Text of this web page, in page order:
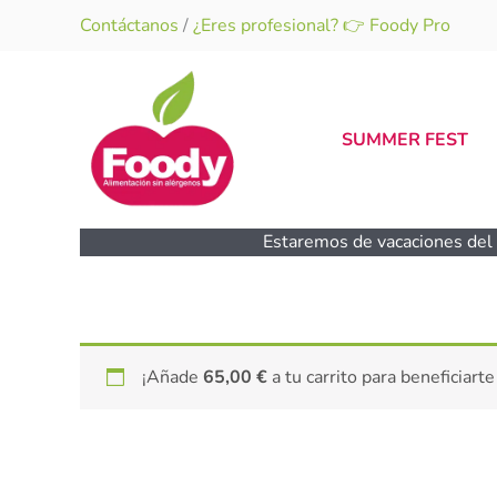
Contáctanos /¿Eres profesional? 👉 Foody Pro
SUMMER FEST
Estaremos de vacaciones
¡Añade 65,00 € a tu carrito para